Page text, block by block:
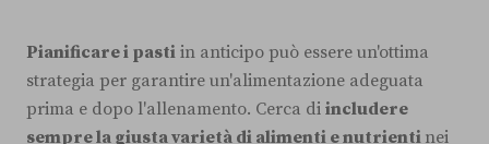
Pianificare i pasti in anticipo può essere un'ottima
strategia per garantire un'alimentazione adeguata
prima e dopo l'allenamento. Cerca di includere
sempre la giusta varietà di alimenti e nutrienti nei